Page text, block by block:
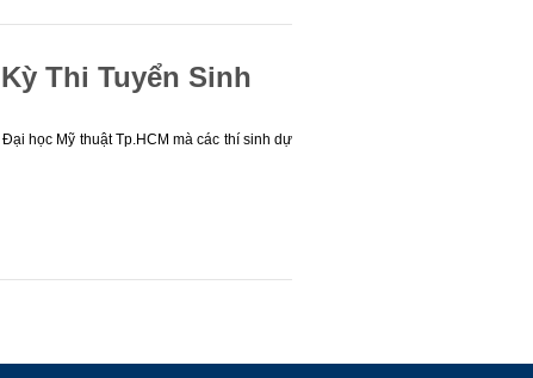
Thi Tuyển Sinh
học Mỹ thuật Tp.HCM mà các thí sinh dự